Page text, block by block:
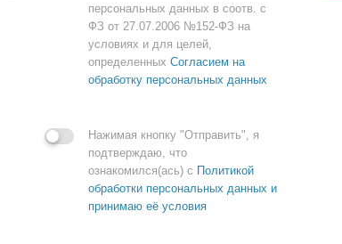
персональных данных в соотв. с
ФЗ от 27.07.2006 №152-ФЗ на
условиях и для целей,
определенных Согласием на
обработку персональных данных
Нажимая кнопку "Отправить", я
подтверждаю, что
ознакомился(ась) с Политикой
обработки персональных данных и
принимаю её условия